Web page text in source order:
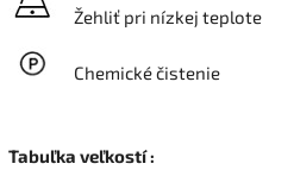
Žehliť pri nízkej teplote
Chemické čistenie
Tabuľka veľkostí :